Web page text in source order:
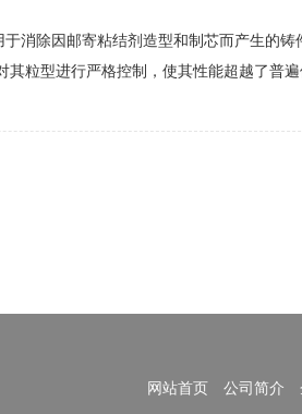
消除因邮寄粘结剂造型和制芯而产生的
粒型进行严格控制，使其性能超越了普
网站首页 公司简介